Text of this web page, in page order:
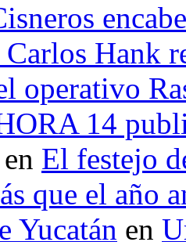
Hank
operativo
14
en El festejo
que el año
Yucatán en